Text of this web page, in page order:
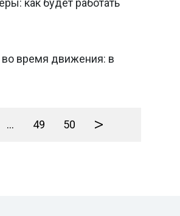
как будет работать
время движения: в
... 49 50 >